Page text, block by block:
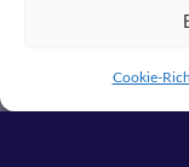
Cookie-